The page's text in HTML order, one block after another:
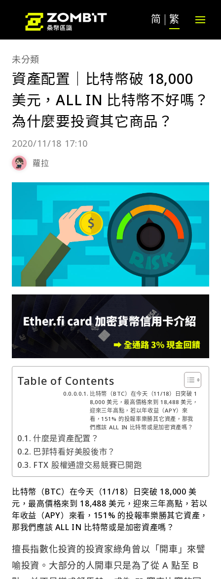
简 繁
未分類
資產配置｜比特幣破 18,000
美元，ALL IN 比特幣不好嗎？
為什麼要投資其它商品？
2020/11/18 17:10
蘿拉
Table of Contents
比特幣（BTC）在今天（11/18）日突破 1
8,000 美元，最高價格來到 18,488 美元，
迎來三年高點，若以年收益（APY）來
看，151% 的投報率樂勝其它資產，那我
們應該 ALL IN 比特幣或是加密資產嗎？
什麼是資產配置？
巴菲特看好美股後市？
FTX 股權通證交易競賽已開跑
比特幣（BTC）在今天（11/18）日突破 18,000 美
元，最高價格來到 18,488 美元，迎來三年高點，若以
年收益（APY）來看，151% 的投報率樂勝其它資產，
那我們應該 ALL IN 比特幣或是加密資產嗎？
擅長指數化投資的投資家綠角曾以「開車」來譬
喻投資。大部分的人開車只是為了從 A 點至 B